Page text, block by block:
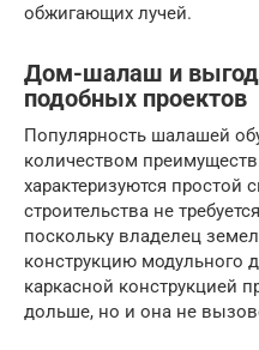
обжигающих лучей.
Дом-шалаш и
подобных проектов
Популярность шалашей
количеством
характеризуются простой
строительства не
поскольку владелец
конструкцию модульного
каркасной конструкцией
дольше, но и она не